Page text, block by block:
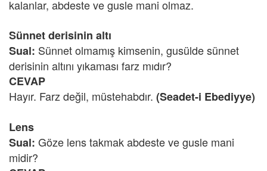
kalanlar, abdeste ve gusle mani olmaz.
Sünnet derisinin altı
Sual: Sünnet olmamış kimsenin, gusülde sünnet
derisinin altını yıkaması farz mıdır?
CEVAP
Hayır. Farz değil, müstehabdır. (Seadet-i Ebediyye)
Lens
Sual: Göze lens takmak abdeste ve gusle mani
midir?